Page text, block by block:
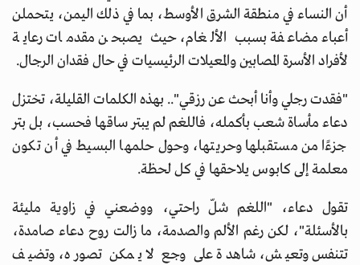
أن النساء في منطقة الشرق الأوسط، بما في ذلك اليمن، يتحملن
أعباء مضاعفة بسبب الألغام، حيث يصبحن مقدمات رعاية
لأفراد الأسرة المصابين والمعيلات الرئيسيات في حال فقدان الرجال.
"فقدت رجلي وأنا أبحث عن رزقي".. بهذه الكلمات القليلة، تختزل
دعاء مأساة شعب بأكمله، فاللغم لم يبتر ساقها فحسب، بل بتر
جزءًا من مستقبلها وحريتها، وحول حلمها البسيط في أن تكون
معلمة إلى كابوس يلاحقها في كل لحظة.
تقول دعاء، "اللغم شلّ راحتي، ووضعني في زاوية مليئة
بالأسئلة"، لكن رغم الألم والصدمة، ما زالت روح دعاء صامدة،
تتنفس وتعيش، شاهدة على وجع لا يمكن تصوره، وتضيف